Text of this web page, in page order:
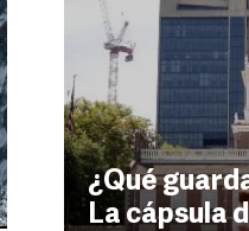
¿Qué
La cápsula